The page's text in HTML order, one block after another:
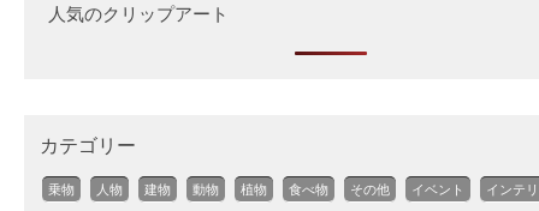
人気のクリップアート
カテゴリー
乗物 人物 建物 動物 植物 食べ物 その他 イベント インテ